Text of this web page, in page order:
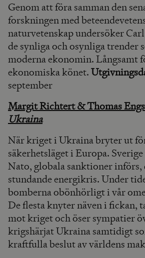
Genom att föra samman den
forskningen med
naturvetenskap undersöker
de synliga och osynliga trender
moderna ekonomin. Långsamt
ekonomiska könet.
september
Margit Richtert & Thomas
Ukraina
När kriget i Ukraina bryter ut
säkerhetsläget i Europa.
Nato, globala sanktioner införs,
stundande energikris. Under
bomberna obönhörligt i vår
De flesta knyter näven i fickan,
mot kriget och öser sympatier
krigshärjat Ukraina samtidigt
kraftfulla beslut av världens